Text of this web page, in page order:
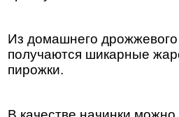
Из домашнего
получаются шикарные
пирожки.